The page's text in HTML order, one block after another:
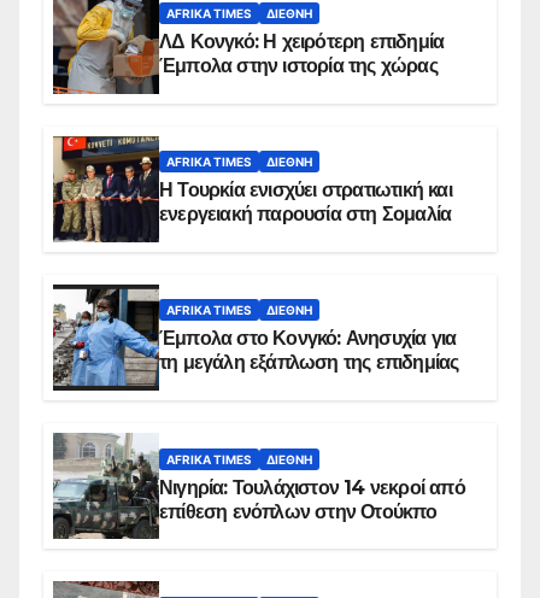
AFRIKA TIMES ΔΙΕΘΝΉ
ΛΔ Κονγκό: Η χειρότερη επιδημία
Έμπολα στην ιστορία της χώρας
AFRIKA TIMES ΔΙΕΘΝΉ
Η Τουρκία ενισχύει στρατιωτική και
ενεργειακή παρουσία στη Σομαλία
AFRIKA TIMES ΔΙΕΘΝΉ
Έμπολα στο Κονγκό: Ανησυχία για
τη μεγάλη εξάπλωση της επιδημίας
AFRIKA TIMES ΔΙΕΘΝΉ
Νιγηρία: Τουλάχιστον 14 νεκροί από
επίθεση ενόπλων στην Οτούκπο